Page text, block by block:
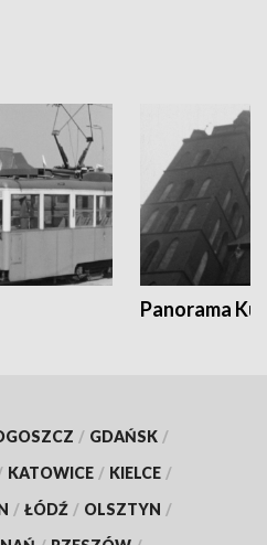
Panorama
/ GDAŃSK /
KATOWICE / KIELCE /
/ ŁÓDŹ / OLSZTYN /